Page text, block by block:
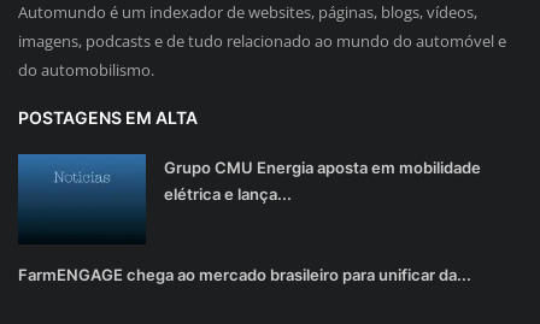
Automundo é um indexador de websites, páginas, blogs, vídeos,
imagens, podcasts e de tudo relacionado ao mundo do automóvel e
do automobilismo.
POSTAGENS EM ALTA
Grupo CMU Energia aposta em mobilidade
elétrica e lança...
FarmENGAGE chega ao mercado brasileiro para unificar da...